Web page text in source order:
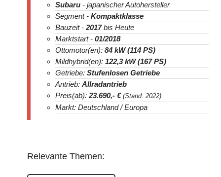
Subaru - japanischer Autohersteller
Segment - Kompaktklasse
Bauzeit - 2017bis Heute
Marktstart - 01/2018
Ottomotor(en): 84 kW (114 PS)
Mildhybrid(en): 122,3 kW (167 PS)
Getriebe: Stufenlosen Getriebe
Antrieb: Allradantrieb
Preis(ab): 23.690,- € (Stand: 2022)
Markt: Deutschland / Europa
Relevante Themen: